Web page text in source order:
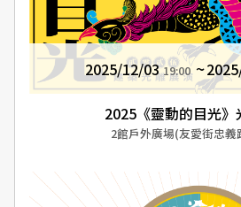
2025/12/03 19:00
2025《靈動的目光》
2館戶外廣場(友愛街忠義